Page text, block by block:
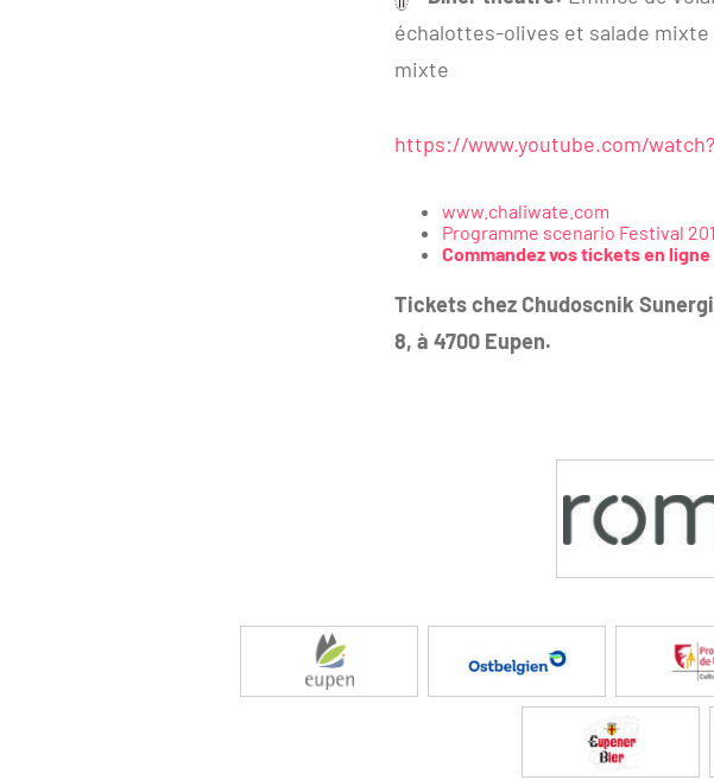
échalottes-olives et salade
mixte
https://www.youtube.com/
www.chaliwate.com
Programme scenario Festival
Commandez vos tickets en ligne
Tickets chez Chudoscnik
8, à 4700 Eupen.